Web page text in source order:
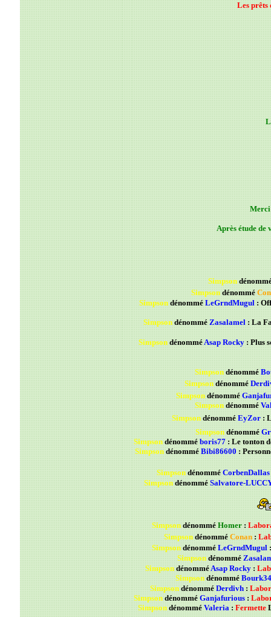
Les prêts
Merci
Après étude de
Simpson
Simpsondénommé
SimpsondénomméLeGrndMugul:
SimpsondénomméZasalamel: La
SimpsondénomméAsap Rocky: Plus
Simpsondénommé
Simpsondénommé
Simpsondénommé
Simpsondénommé
SimpsondénomméEyZor:
Simpsondénommé
Simpsondénomméboris77: Le tonton
SimpsondénomméBibi86600:
SimpsondénomméCorbenDallas
SimpsondénomméSalvatore-
SimpsondénomméHomer:
SimpsondénomméConan:
SimpsondénomméLeGrndMugul
Simpsondénommé
SimpsondénomméAsap Rocky:
SimpsondénomméBourk34
SimpsondénomméDerdivh:
SimpsondénomméGanjafurious:
SimpsondénomméValeria:Fermette